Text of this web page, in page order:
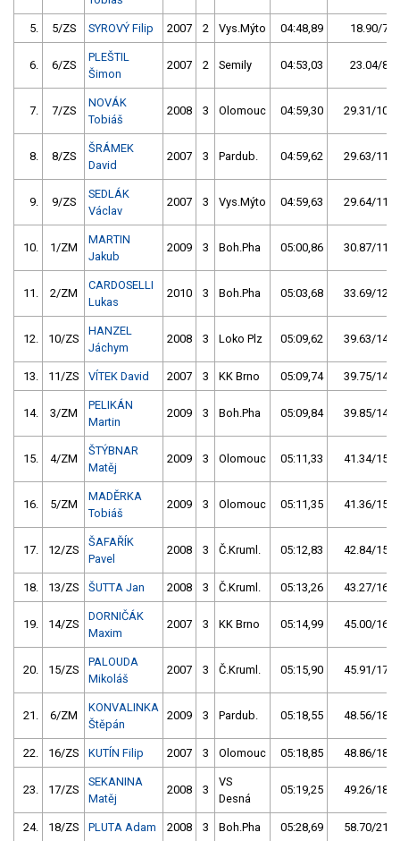
5. 5/ZS SYROVÝ Filip 2007 2 Vys.Mýto 04:48,89 18.90/7,0
6. 6/ZS
PLEŠTIL
Šimon
2007 2 Semily 04:53,03 23.04/8,5
7. 7/ZS
NOVÁK
Tobiáš
2008 3 Olomouc 04:59,30 29.31/10,9
8. 8/ZS
ŠRÁMEK
David
2007 3 Pardub. 04:59,62 29.63/11,0
9. 9/ZS
SEDLÁK
Václav
2007 3 Vys.Mýto 04:59,63 29.64/11,0
10. 1/ZM
MARTIN
Jakub
2009 3 Boh.Pha 05:00,86 30.87/11,4
11. 2/ZM
CARDOSELLI
Lukas
2010 3 Boh.Pha 05:03,68 33.69/12,5
12. 10/ZS
HANZEL
Jáchym
2008 3 Loko Plz 05:09,62 39.63/14,7
13. 11/ZS VÍTEK David 2007 3 KK Brno 05:09,74 39.75/14,7
14. 3/ZM
PELIKÁN
Martin
2009 3 Boh.Pha 05:09,84 39.85/14,8
15. 4/ZM
ŠTÝBNAR
Matěj
2009 3 Olomouc 05:11,33 41.34/15,3
16. 5/ZM
MADĚRKA
Tobiáš
2009 3 Olomouc 05:11,35 41.36/15,3
17. 12/ZS
ŠAFAŘÍK
Pavel
2008 3 Č.Kruml. 05:12,83 42.84/15,9
18. 13/ZS ŠUTTA Jan 2008 3 Č.Kruml. 05:13,26 43.27/16,0
19. 14/ZS
DORNIČÁK
Maxim
2007 3 KK Brno 05:14,99 45.00/16,7
20. 15/ZS
PALOUDA
Mikoláš
2007 3 Č.Kruml. 05:15,90 45.91/17,0
21. 6/ZM
KONVALINKA
Štěpán
2009 3 Pardub. 05:18,55 48.56/18,0
22. 16/ZS KUTÍN Filip 2007 3 Olomouc 05:18,85 48.86/18,1
23. 17/ZS
SEKANINA
Matěj
2008 3
VS
Desná
05:19,25 49.26/18,2
24. 18/ZS PLUTA Adam 2008 3 Boh.Pha 05:28,69 58.70/21,7